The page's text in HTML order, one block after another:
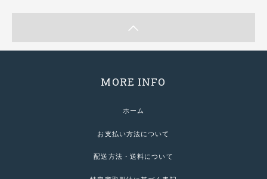
MORE INFO
ホーム
お支払い方法について
配送方法・送料について